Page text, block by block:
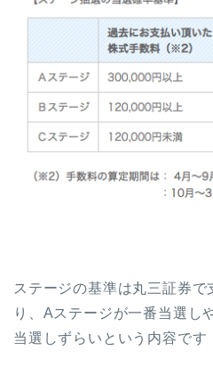
ステージの基準は丸三証券
り、Aステージが一番当選し
当選しずらいという内容です